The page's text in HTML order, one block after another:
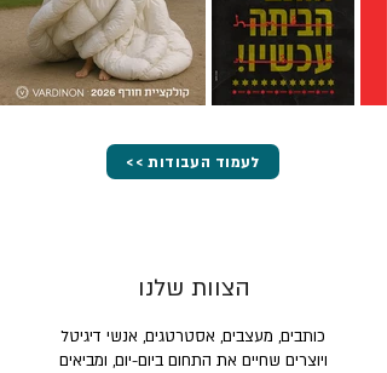
<< לעמוד העבודות
הצוות שלנו
כותבים, מעצבים, אסטרטגים, אנשי דיגיטל
ויוצרים שחיים את התחום ביום-יום, ומביאים